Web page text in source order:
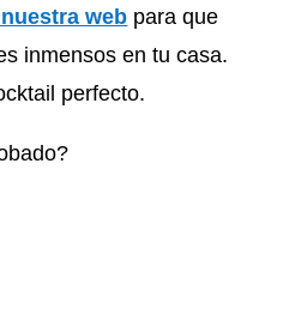
web para que
inmensos en tu casa.
perfecto.